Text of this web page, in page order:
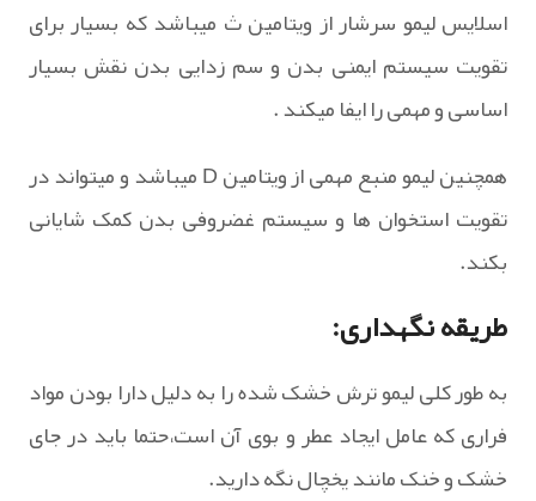
اسلایس لیمو سرشار از ویتامین ث میباشد که بسیار برای
تقویت سیستم ایمنی بدن و سم زدایی بدن نقش بسیار
اساسی و مهمی را ایفا میکند .
همچنین لیمو منبع مهمی از ویتامین D میباشد و میتواند در
تقویت استخوان ها و سیستم غضروفی بدن کمک شایانی
بکند.
طریقه نگهداری:
به طور کلی لیمو ترش خشک شده را به دلیل دارا بودن مواد
فراری که عامل ایجاد عطر و بوی آن است،حتما باید در جای
خشک و خنک مانند یخچال نگه دارید.